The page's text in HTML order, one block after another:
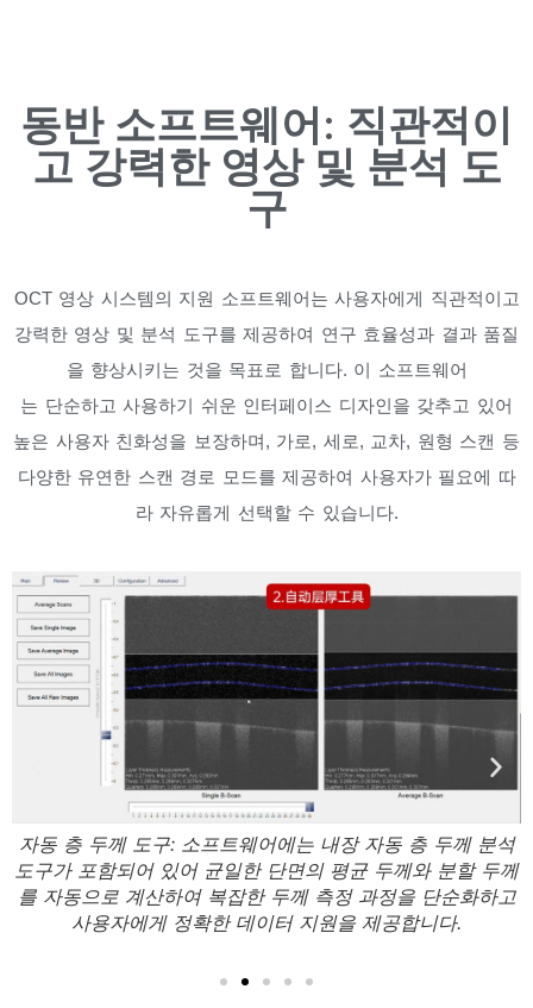
동반 소프트웨어: 직관적이
고 강력한 영상 및 분석 도
구
OCT 영상 시스템의 지원 소프트웨어는 사용자에게 직관적이고
강력한 영상 및 분석 도구를 제공하여 연구 효율성과 결과 품질
을 향상시키는 것을 목표로 합니다. 이 소프트웨어
는 단순하고 사용하기 쉬운 인터페이스 디자인을 갖추고 있어
높은 사용자 친화성을 보장하며, 가로, 세로, 교차, 원형 스캔 등
다양한 유연한 스캔 경로 모드를 제공하여 사용자가 필요에 따
라 자유롭게 선택할 수 있습니다.
자동 층 두께 도구: 소프트웨어에는 내장 자동 층 두께 분석
도구가 포함되어 있어 균일한 단면의 평균 두께와 분할 두께
를 자동으로 계산하여 복잡한 두께 측정 과정을 단순화하고
사용자에게 정확한 데이터 지원을 제공합니다.